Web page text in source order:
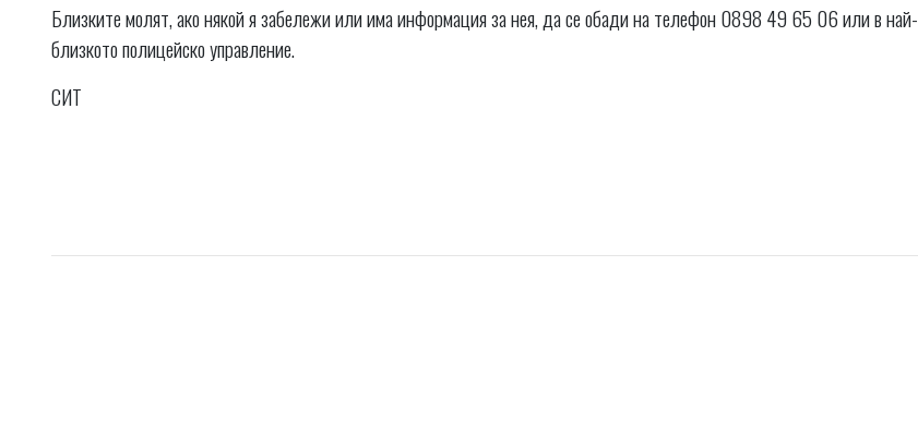
Близките молят, ако някой я забележи или има информация за нея, да се обади на телефон 0898 49 65 06 или в най-
близкото полицейско управление.
СИТ